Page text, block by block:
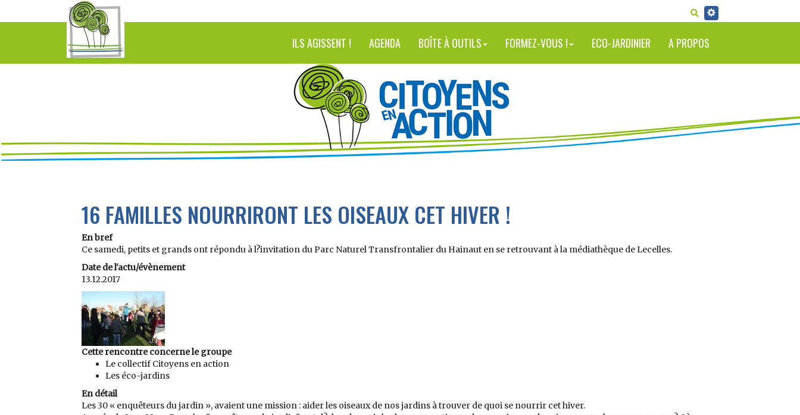
RECHERCHER
ILS AGISSENT ! AGENDA BOÎTE À OUTILS FORMEZ-VOUS ! ECO-JARDINIER A PROPOS
16 FAMILLES NOURRIRONT LES OISEAUX CET HIVER !
En bref
Ce samedi, petits et grands ont répondu à l?invitation du Parc Naturel Transfrontalier du Hainaut en se retrouvant à la médiathèque de Lecelles.
Date de l'actu/évènement
13.12.2017
Cette rencontre concerne le groupe
Le collectif Citoyens en action
Les éco-jardins
En détail
Les 30 « enquêteurs du jardin », avaient une mission : aider les oiseaux de nos jardins à trouver de quoi se nourrir cet hiver.